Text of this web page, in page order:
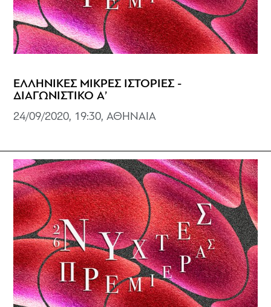
ΕΛΛΗΝΙΚΕΣ ΜΙΚΡΕΣ ΙΣΤΟΡΙΕΣ -
ΔΙΑΓΩΝΙΣΤΙΚΟ Α’
24/09/2020, 19:30, ΑΘΗΝΑΙΑ